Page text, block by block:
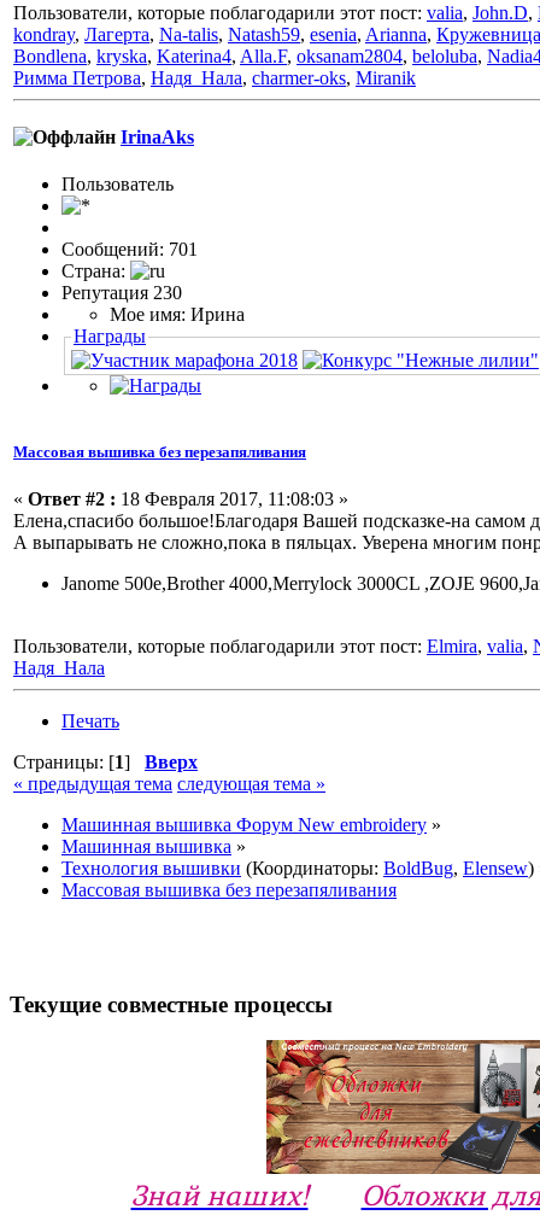
Пользователи, которые поблагодарили этот пост: valia, John.D,
kondray, Лагерта, Na-talis, Natash59, esenia, Arianna, Кружевница
Bondlena, kryska, Katerina4, Alla.F, oksanam2804, beloluba,
Римма Петрова, Надя_Нала, charmer-oks, Miranik
IrinaAks
Пользовaтeль
Сообщений: 701
Страна:
Репутация 230
Мое имя: Ирина
Награды
Массовая вышивка без перезапяливания
« Ответ #2 : 18 Февраля 2017, 11:08:03 »
Елена,спасибо большое!Благодаря Вашей подсказке-на
А выпарывать не сложно,пока в пяльцах. Уверена многим
Janome 500e,Brоther 4000,Merrylock 3000CL ,ZOJE
Пользователи, которые поблагодарили этот пост: Elmira, valia,
Надя_Нала
Печать
Страницы: [1] Вверх
« предыдущая тема следующая тема »
Машинная вышивка Форум New embroidery »
Машинная вышивка »
Технология вышивки (Координаторы: BoldBug, Elensew)
Массовая вышивка без перезапяливания
Текущие совместные процессы
Знай наших! Обложки